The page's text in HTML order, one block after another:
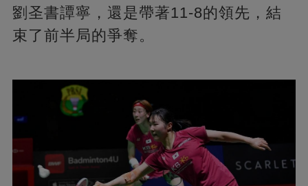
劉圣書譚寧，還是帶著11-8的領先，結
束了前半局的爭奪。